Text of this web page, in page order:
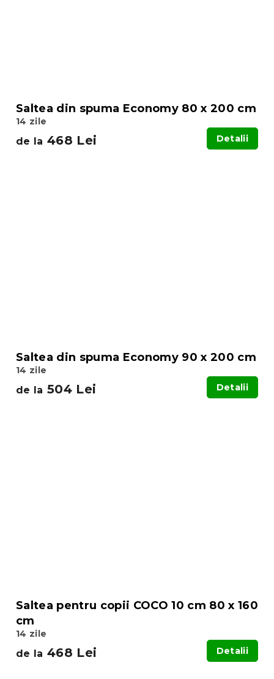
Saltea din spuma Economy 80 x 200 cm
14 zile
de la 468 Lei Detalii
Saltea din spuma Economy 90 x 200 cm
14 zile
de la 504 Lei Detalii
Saltea pentru copii COCO 10 cm 80 x 160
cm
14 zile
de la 468 Lei Detalii